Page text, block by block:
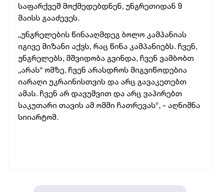
საფარქვეშ მოქმედებდნენ, უნგრეთიდან 9
მაისს გააძევეს.
„უნგრელების წინააღმდეგ ბოლო კამპანიას
იგივე მიზანი აქვს, რაც წინა კამპანიებს. ჩვენ,
უნგრელებს, მშვიდობა გვინდა, ჩვენ ვამბობთ
„არას“ ომზე, ჩვენ არასდროს მიგვიწოდებია
იარაღი უკრაინისთვის და არც გავაკეთებთ
ამას. ჩვენ არ დავუშვით და არც ვაპირებთ
საკუთარი თავის ამ ომში ჩათრევას“, - აღნიშნა
სიიარტომ.